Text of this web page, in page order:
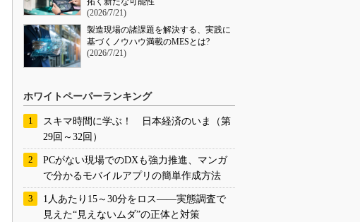
(2026/7/21)
製造現場の諸課題を解決する、実践に
基づくノウハウ満載のMESとは?
(2026/7/21)
ホワイトペーパーランキング
スキマ時間に学ぶ！ 日本経済のいま（第
29回～32回）
PCがない現場でのDXも強力推進、マンガ
で分かるモバイルアプリの簡単作成方法
1人あたり15～30分をロス――実態調査で
見えた“見えないムダ”の正体と対策